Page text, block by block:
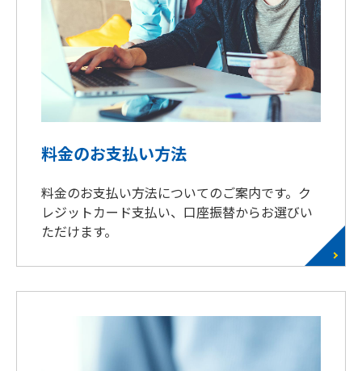
料金のお支払い方法
料金のお支払い方法についてのご案内です。ク
レジットカード支払い、口座振替からお選びい
ただけます。